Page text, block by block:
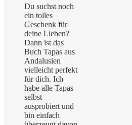
Du suchst noch
ein tolles
Geschenk für
deine Lieben?
Dann ist das
Buch Tapas aus
Andalusien
vielleicht perfekt
für dich. Ich
habe alle Tapas
selbst
ausprobiert und
bin einfach